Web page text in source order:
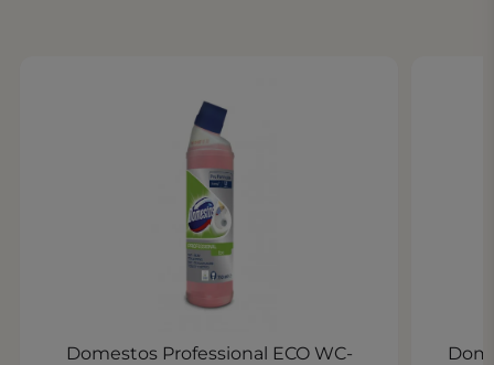
Domestos Professional ECO WC-